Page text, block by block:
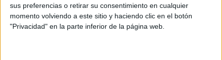
sus preferencias o retirar su consentimiento en cualquier
momento volviendo a este sitio y haciendo clic en el botón
"Privacidad" en la parte inferior de la página web.